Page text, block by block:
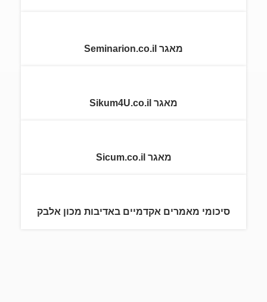
מאגר Seminarion.co.il
מאגר Sikum4U.co.il
מאגר Sicum.co.il
סיכומי מאמרים אקדמיים באדיבות מכון אלבק